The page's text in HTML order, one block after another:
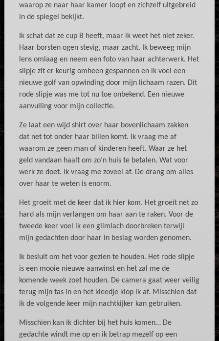
waarop ze naar haar kamer loopt en zichzelf uitgebreid
in de spiegel bekijkt.
Ik schat dat ze cup B heeft, maar ik weet het niet zeker.
Haar borsten ogen stevig, maar zacht. Ik beweeg mijn
lens omlaag en neem een foto van haar achterwerk. Het
slipje zit er keurig omheen gespannen en ik voel een
nieuwe golf van opwinding door mijn lichaam razen. Dit
rode slipje was me tot nu toe onbekend. Een nieuwe
aanvulling voor mijn collectie.
Ze laat een wijd shirt over haar bovenlichaam zakken
dat net tot onder haar billen komt. Ik vraag me af
waarom ze geen man of kinderen heeft. Waar ze het
geld vandaan haalt om zo’n huis te betalen. Wat voor
werk ze doet. Ik vraag me zoveel af. De drang om alles
over haar te weten is enorm.
Het groeit met de keer dat ik hier kom. Het groeit net zo
hard als mijn verlangen om haar aan te raken. Voor de
tweede keer voel ik een glimlach doorbreken terwijl
mijn gedachten door haar in beslag worden genomen.
Ik besluit om het voor gezien te houden. Het rode slipje
is een mooie nieuwe aanwinst en het zal me de
komende week zoet houden. De camera gaat weer veilig
terug mijn tas in en het kleedje klop ik af. Misschien dat
ik de volgende keer mijn nachtkijker kan gebruiken.
Misschien kan ik dichter bij het huis komen… De
gedachte windt me op en ik betrap mezelf op een